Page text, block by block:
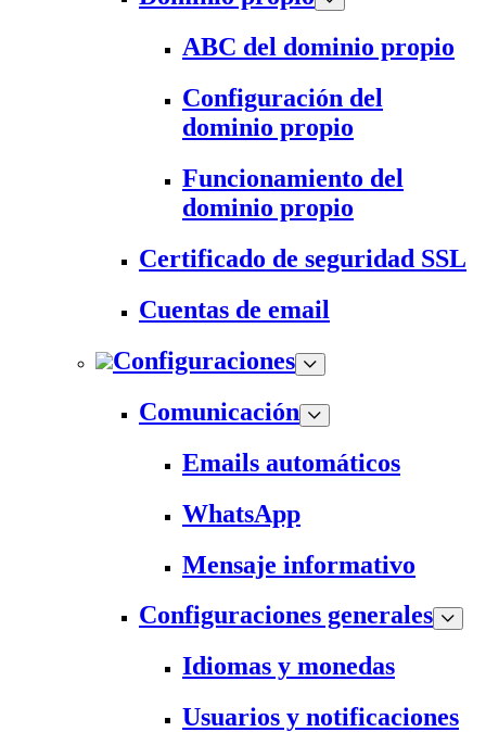
ABC del dominio propio
Configuración del
dominio propio
Funcionamiento del
dominio propio
Certificado de seguridad SSL
Cuentas de email
Configuraciones
Comunicación
Emails automáticos
WhatsApp
Mensaje informativo
Configuraciones generales
Idiomas y monedas
Usuarios y notificaciones